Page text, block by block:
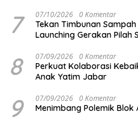
7 07/10/2026 0 Komentar
Tekan Timbunan
Launching Gerakan Pilah
8 07/09/2026 0 Komentar
Perkuat Kolaborasi
Anak Yatim Jabar
9 07/09/2026 0 Komentar
Menimbang Polemik Blok